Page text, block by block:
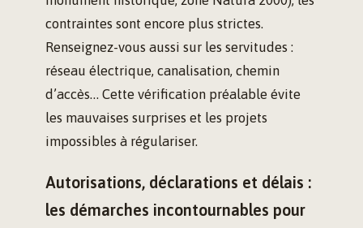
contraintes sont encore plus strictes.
Renseignez-vous aussi sur les servitudes :
réseau électrique, canalisation, chemin
d’accès… Cette vérification préalable évite
les mauvaises surprises et les projets
impossibles à régulariser.
Autorisations, déclarations et délais :
les démarches incontournables pour